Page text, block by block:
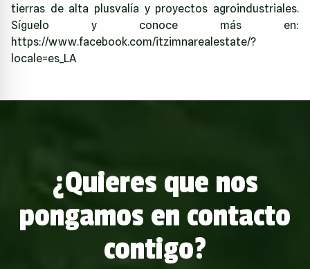
tierras de alta plusvalía y proyectos agroindustriales.
Síguelo y conoce más en:
https://www.facebook.com/itzimnarealestate/?
locale=es_LA
¿Quieres que nos
pongamos en contacto
contigo?